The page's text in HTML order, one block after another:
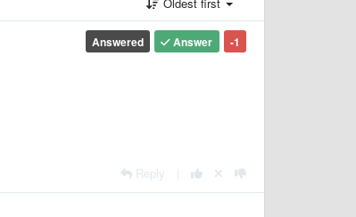
-1
Answer
Answered
Reply